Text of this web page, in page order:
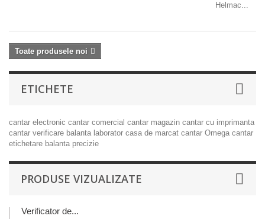
Helmac...
Toate produsele noi
ETICHETE
cantar electronic cantar comercial cantar magazin cantar cu imprimanta
cantar verificare balanta laborator casa de marcat cantar Omega cantar
etichetare balanta precizie
PRODUSE VIZUALIZATE
Verificator de...